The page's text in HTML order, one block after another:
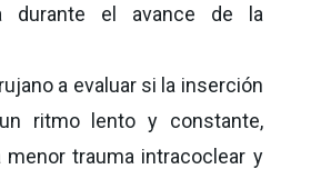
durante el avance de la
a evaluar si la inserción
ritmo lento y constante,
menor trauma intracoclear y